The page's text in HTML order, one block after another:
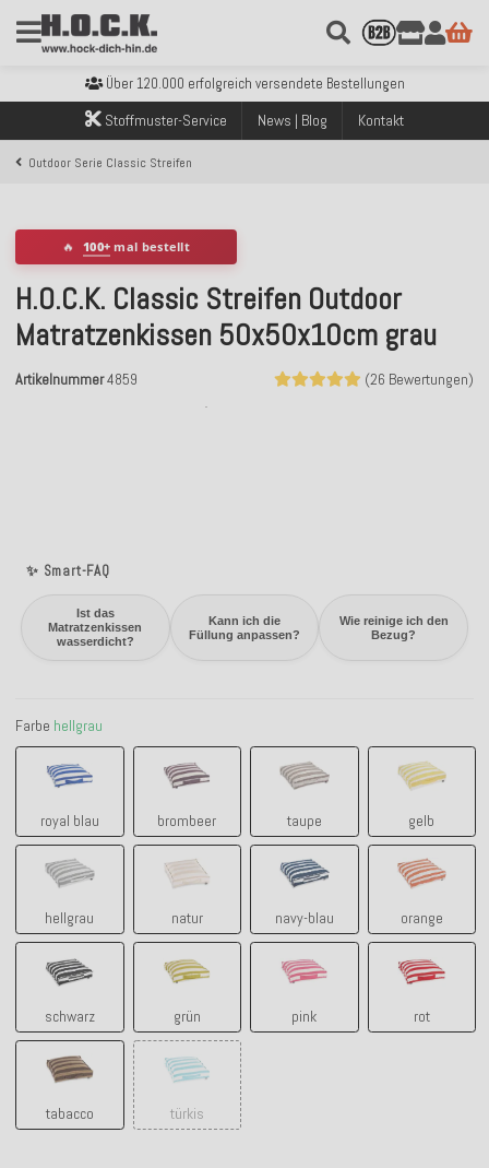
Kostenloser Versand innerhalb Deutschlands ab 99€ Bestellwert
Sicher bezahlen mit Klarna, PayPal & Amazon Pay
Kostenloser Versand innerhalb Deutschlands ab 99€ Bestellwert
Über 120.000 erfolgreich versendete Bestellungen
Sicher bezahlen mit Klarna, PayPal & Amazon Pay
Kostenloser Versand innerhalb Deutschlands ab 99€ Bestellwert
Stoffmuster-Service News | Blog Kontakt
Outdoor Serie Classic Streifen
✨ Smart-FAQ
Ist das
Matratzenkissen
wasserdicht?
Kann ich die
Füllung anpassen?
Wie reinige ich den
Bezug?
🔥 100+ mal bestellt
H.O.C.K. Classic Streifen Outdoor
Matratzenkissen 50x50x10cm grau
(26 Bewertungen)
Artikelnummer4859
Farbe hellgrau
royal blau
royal blau
brombeer
brombeer
taupe
taupe
gelb
gelb
hellgrau
hellgrau
natur
natur
navy-blau
navy-blau
orange
orange
schwarz grün pink rot
tabacco türkis